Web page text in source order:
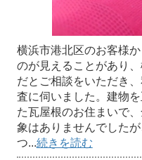
横浜市港北区のお客様
のが見えることがあり
だとご相談をいただき
査に伺いました。建物
た瓦屋根のお住まいで
象はありませんでした
つ...続きを読む